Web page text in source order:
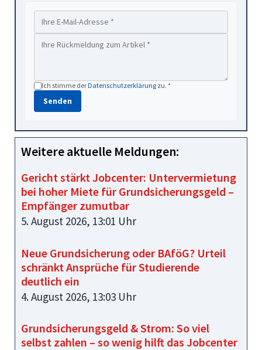
Ich stimme derDatenschutzerklärung zu. *
Senden
Weitere aktuelle Meldungen:
Gericht stärkt Jobcenter: Untervermietung
bei hoher Miete für Grundsicherungsgeld –
Empfänger zumutbar
5. August 2026, 13:01 Uhr
Neue Grundsicherung oder BAföG? Urteil
schränkt Ansprüche für Studierende
deutlich ein
4. August 2026, 13:03 Uhr
Grundsicherungsgeld & Strom: So viel
selbst zahlen – so wenig hilft das Jobcenter